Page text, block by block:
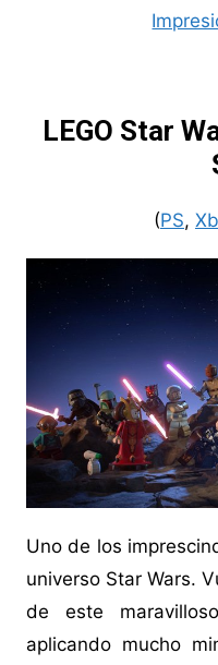
LEGO Star
(PS,
Uno de los
universo Star Wars.
de este
aplicando mucho